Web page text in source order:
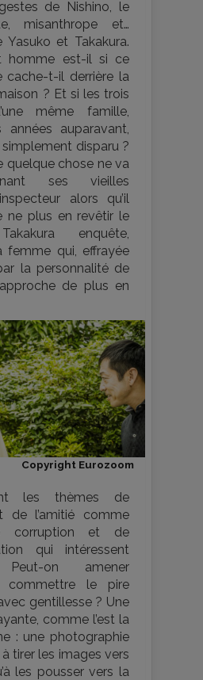
de Nishino, le
misanthrope et…
Yasuko et Takakura.
homme est-il si ce
cache-t-il derrière la
? Et si les trois
même famille,
années auparavant,
simplement disparu ?
quelque chose ne va
ses vieilles
alors qu’il
ne plus en revêtir le
enquête,
femme qui, effrayée
la personnalité de
de plus en
Copyright Eurozoom
les thèmes de
de l’amitié comme
corruption et de
qui intéressent
Peut-on amener
commettre le pire
gentillesse ? Une
comme l’est la
: une photographie
tirer les images vers
les pousser vers la